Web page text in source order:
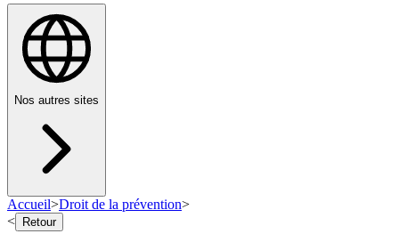
Nos autres sites
Accueil>Droit de la prévention>
<
Retour